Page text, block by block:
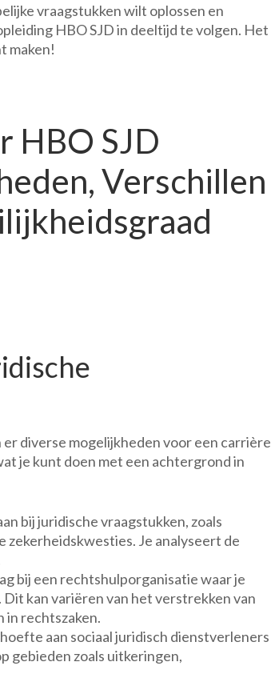
vraagstukken wilt oplossen en
HBO SJD in deeltijd te volgen. Het
maken!
HBO SJD
Verschillen
diverse mogelijkheden voor een carrière
je kunt doen met een achtergrond in
bij juridische vraagstukken, zoals
Je analyseert de
bij een rechtshulporganisatie waar je
kan variëren van het verstrekken van
rechtszaken.
aan sociaal juridisch dienstverleners
gebieden zoals uitkeringen,